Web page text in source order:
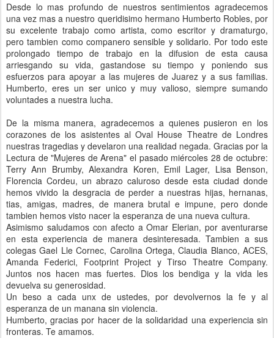
Desde lo mas profundo de nuestros sentimientos agradecemos
una vez mas a nuestro queridisimo hermano Humberto Robles, por
su excelente trabajo como artista, como escritor y dramaturgo,
pero tambien como companero sensible y solidario. Por todo este
prolongado tiempo de trabajo en la difusion de esta causa
arriesgando su vida, gastandose su tiempo y poniendo sus
esfuerzos para apoyar a las mujeres de Juarez y a sus familias.
Humberto, eres un ser unico y muy valioso, siempre sumando
voluntades a nuestra lucha.
De la misma manera, agradecemos a quienes pusieron en los
corazones de los asistentes al Oval House Theatre de Londres
nuestras tragedias y develaron una realidad negada. Gracias por la
Lectura de "Mujeres de Arena" el pasado miércoles 28 de octubre:
Terry Ann Brumby, Alexandra Koren, Emil Lager, Lisa Benson,
Florencia Cordeu, un abrazo caluroso desde esta ciudad donde
hemos vivido la desgracia de perder a nuestras hijas, hernanas,
tias, amigas, madres, de manera brutal e impune, pero donde
tambien hemos visto nacer la esperanza de una nueva cultura.
Asimismo saludamos con afecto a Omar Elerian, por aventurarse
en esta experiencia de manera desinteresada. Tambien a sus
colegas Gael Lle Cornec, Carolina Ortega, Claudia Blanco, ACES,
Amanda Federici, Footprint Project y Tirso Theatre Company.
Juntos nos hacen mas fuertes. Dios los bendiga y la vida les
devuelva su generosidad.
Un beso a cada unx de ustedes, por devolvernos la fe y al
esperanza de un manana sin violencia.
Humberto, gracias por hacer de la solidaridad una experiencia sin
fronteras. Te amamos.